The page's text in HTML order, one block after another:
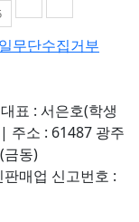
무단수집거부
대표 : 서은호(학생
| 주소 : 61487 광주
금동)
판매업 신고번호 :